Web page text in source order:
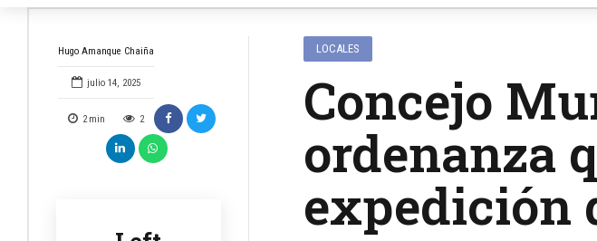
Hugo Amanque Chaiña
julio 14, 2025
2 min 2
LOCALES
Concejo
ordenanza
expedición